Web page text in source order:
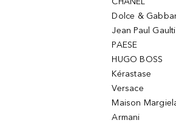
Dolce &
Jean Paul
PAESE
HUGO BOSS
Kérastase
Versace
Maison
Armani